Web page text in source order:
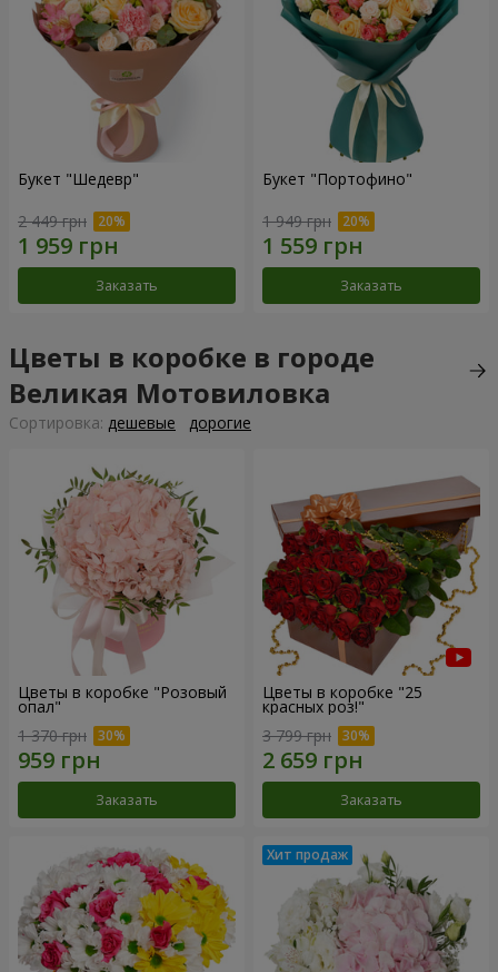
Букет "Шедевр"
2 449 грн
Заказать
Букет "Портофино"
1 949 грн
Заказать
Цветы в коробке в городе
Великая Мотовиловка
Cортировка: дешевые дорогие
Цветы в коробке "Розовый
опал"
1 370 грн
Заказать
Цветы в коробке "25
красных роз!"
3 799 грн
Заказать